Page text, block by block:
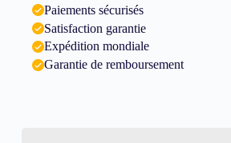
Paiements sécurisés
Satisfaction garantie
Expédition mondiale
Garantie de remboursement